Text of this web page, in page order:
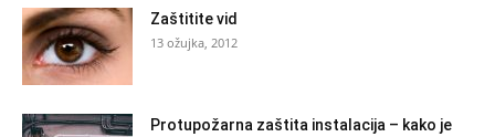
Zaštitite vid
13 ožujka, 2012
Protupožarna zaštita instalacija – kako je